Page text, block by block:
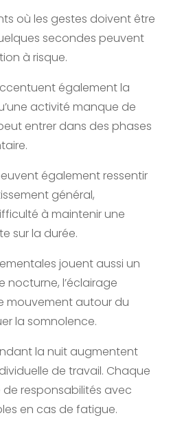
où les gestes doivent être
secondes peuvent
à risque.
également la
activité manque de
entrer dans des phases
également ressentir
général,
à maintenir une
sur la durée.
jouent aussi un
nocturne, l’éclairage
mouvement autour du
la somnolence.
la nuit augmentent
de travail. Chaque
responsabilités avec
en cas de fatigue.